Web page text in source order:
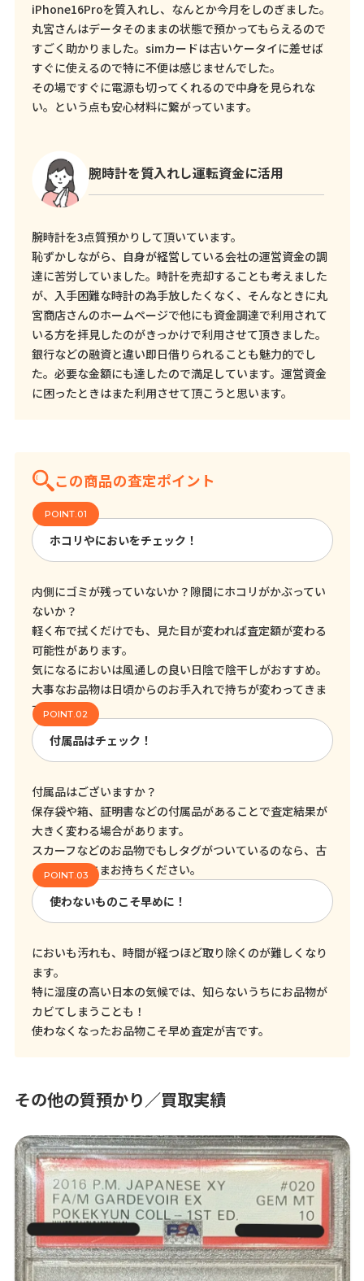
iPhone16Proを質入れし、なんとか今月をしのぎました。
丸宮さんはデータそのままの状態で預かってもらえるので
すごく助かりました。simカードは古いケータイに差せば
すぐに使えるので特に不便は感じませんでした。
その場ですぐに電源も切ってくれるので中身を見られな
い。という点も安心材料に繋がっています。
腕時計を質入れし運転資金に活用
腕時計を3点質預かりして頂いています。
恥ずかしながら、自身が経営している会社の運営資金の調
達に苦労していました。時計を売却することも考えました
が、入手困難な時計の為手放したくなく、そんなときに丸
宮商店さんのホームページで他にも資金調達で利用されて
いる方を拝見したのがきっかけで利用させて頂きました。
銀行などの融資と違い即日借りられることも魅力的でし
た。必要な金額にも達したので満足しています。運営資金
に困ったときはまた利用させて頂こうと思います。
この商品の査定ポイント
ホコリやにおいをチェック！
内側にゴミが残っていないか？隙間にホコリがかぶってい
ないか？
軽く布で拭くだけでも、見た目が変われば査定額が変わる
可能性があります。
気になるにおいは風通しの良い日陰で陰干しがおすすめ。
大事なお品物は日頃からのお手入れで持ちが変わってきま
す！
付属品はチェック！
付属品はございますか？
保存袋や箱、証明書などの付属品があることで査定結果が
大きく変わる場合があります。
スカーフなどのお品物でもしタグがついているのなら、古
くてもそのままお持ちください。
使わないものこそ早めに！
においも汚れも、時間が経つほど取り除くのが難しくなり
ます。
特に湿度の高い日本の気候では、知らないうちにお品物が
カビてしまうことも！
使わなくなったお品物こそ早め査定が吉です。
その他の質預かり／買取実績